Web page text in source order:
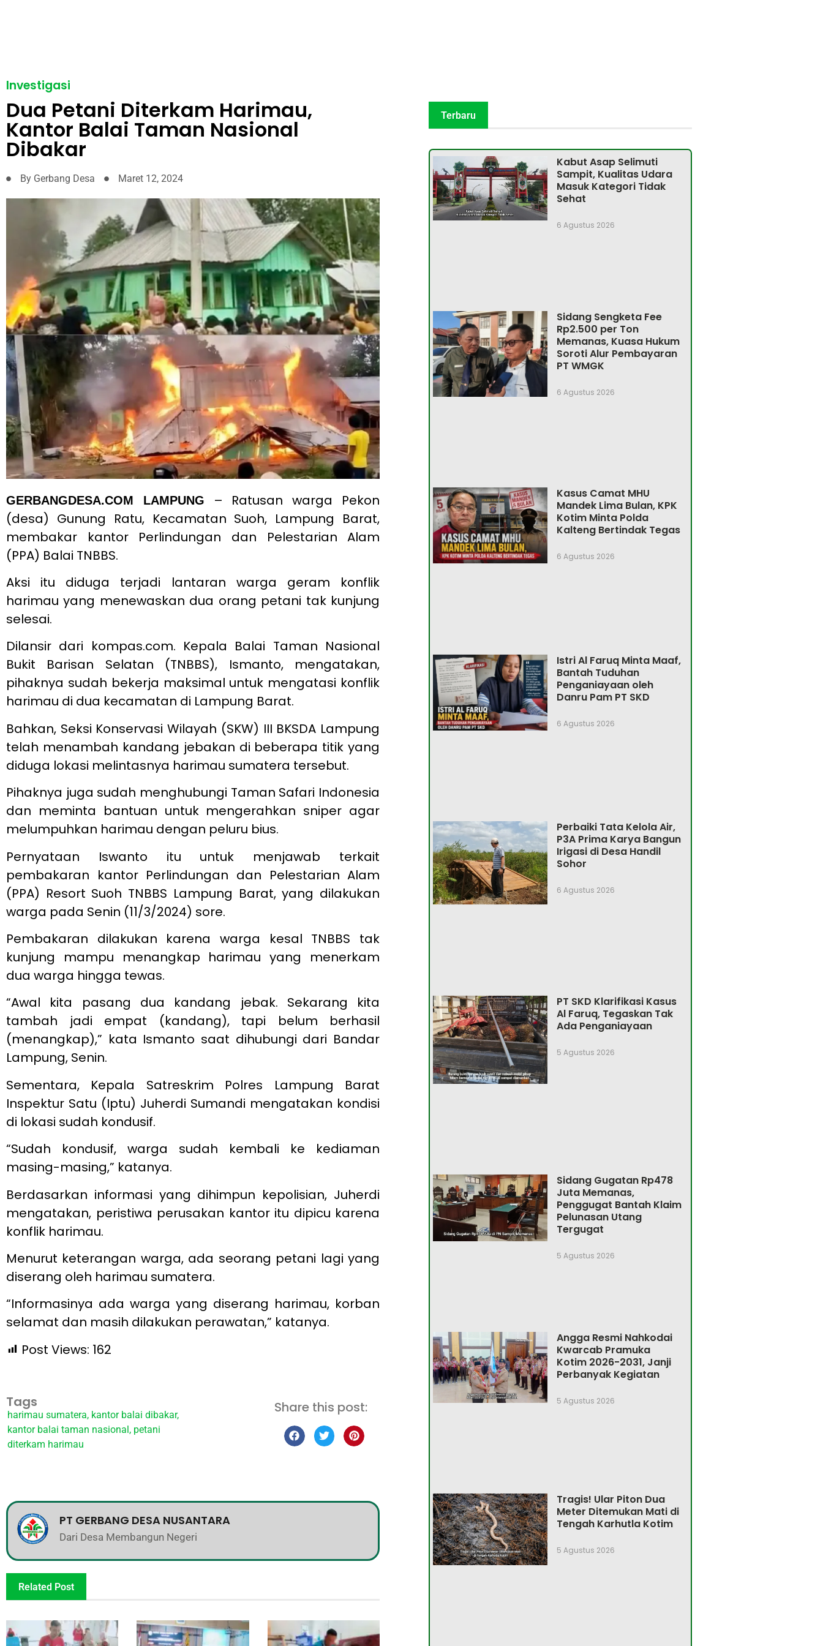
Investigasi
Dua Petani Diterkam Harimau,
Kantor Balai Taman Nasional
Dibakar
By Gerbang Desa Maret 12, 2024
GERBANGDESA.COM LAMPUNG
– Ratusan warga Pekon
(desa) Gunung Ratu, Kecamatan Suoh, Lampung Barat,
membakar kantor Perlindungan dan Pelestarian Alam
(PPA) Balai TNBBS.
Aksi itu diduga terjadi lantaran warga geram konflik
harimau yang menewaskan dua orang petani tak kunjung
selesai.
Dilansir dari kompas.com. Kepala Balai Taman Nasional
Bukit Barisan Selatan (TNBBS), Ismanto, mengatakan,
pihaknya sudah bekerja maksimal untuk mengatasi konflik
harimau di dua kecamatan di Lampung Barat.
Bahkan, Seksi Konservasi Wilayah (SKW) III BKSDA Lampung
telah menambah kandang jebakan di beberapa titik yang
diduga lokasi melintasnya harimau sumatera tersebut.
Pihaknya juga sudah menghubungi Taman Safari Indonesia
dan meminta bantuan untuk mengerahkan sniper agar
melumpuhkan harimau dengan peluru bius.
Pernyataan Iswanto itu untuk menjawab terkait
pembakaran kantor Perlindungan dan Pelestarian Alam
(PPA) Resort Suoh TNBBS Lampung Barat, yang dilakukan
warga pada Senin (11/3/2024) sore.
Pembakaran dilakukan karena warga kesal TNBBS tak
kunjung mampu menangkap harimau yang menerkam
dua warga hingga tewas.
“Awal kita pasang dua kandang jebak. Sekarang kita
tambah jadi empat (kandang), tapi belum berhasil
(menangkap),” kata Ismanto saat dihubungi dari Bandar
Lampung, Senin.
Sementara, Kepala Satreskrim Polres Lampung Barat
Inspektur Satu (Iptu) Juherdi Sumandi mengatakan kondisi
di lokasi sudah kondusif.
“Sudah kondusif, warga sudah kembali ke kediaman
masing-masing,” katanya.
Berdasarkan informasi yang dihimpun kepolisian, Juherdi
mengatakan, peristiwa perusakan kantor itu dipicu karena
konflik harimau.
Menurut keterangan warga, ada seorang petani lagi yang
diserang oleh harimau sumatera.
“Informasinya ada warga yang diserang harimau, korban
selamat dan masih dilakukan perawatan,” katanya.
Post Views: 162
Tags
harimau sumatera, kantor balai dibakar,
kantor balai taman nasional, petani
diterkam harimau
Share this post:
PT GERBANG DESA NUSANTARA
Dari Desa Membangun Negeri
Related Post
Terbaru
Kabut Asap Selimuti
Sampit, Kualitas Udara
Masuk Kategori Tidak
Sehat
6 Agustus 2026
Sidang Sengketa Fee
Rp2.500 per Ton
Memanas, Kuasa Hukum
Soroti Alur Pembayaran
PT WMGK
6 Agustus 2026
Kasus Camat MHU
Mandek Lima Bulan, KPK
Kotim Minta Polda
Kalteng Bertindak Tegas
6 Agustus 2026
Istri Al Faruq Minta Maaf,
Bantah Tuduhan
Penganiayaan oleh
Danru Pam PT SKD
6 Agustus 2026
Perbaiki Tata Kelola Air,
P3A Prima Karya Bangun
Irigasi di Desa Handil
Sohor
6 Agustus 2026
PT SKD Klarifikasi Kasus
Al Faruq, Tegaskan Tak
Ada Penganiayaan
5 Agustus 2026
Sidang Gugatan Rp478
Juta Memanas,
Penggugat Bantah Klaim
Pelunasan Utang
Tergugat
5 Agustus 2026
Angga Resmi Nahkodai
Kwarcab Pramuka
Kotim 2026-2031, Janji
Perbanyak Kegiatan
5 Agustus 2026
Tragis! Ular Piton Dua
Meter Ditemukan Mati di
Tengah Karhutla Kotim
5 Agustus 2026